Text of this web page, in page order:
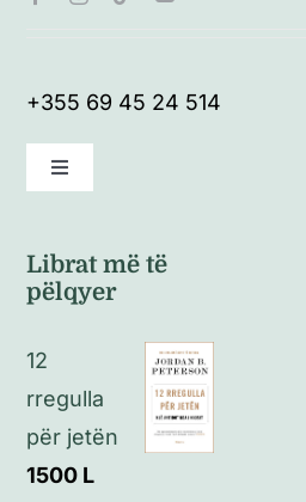
+355 69 45 24 514
Toggle
Librat më të
pëlqyer
12
rregulla
për jetën
1500 L